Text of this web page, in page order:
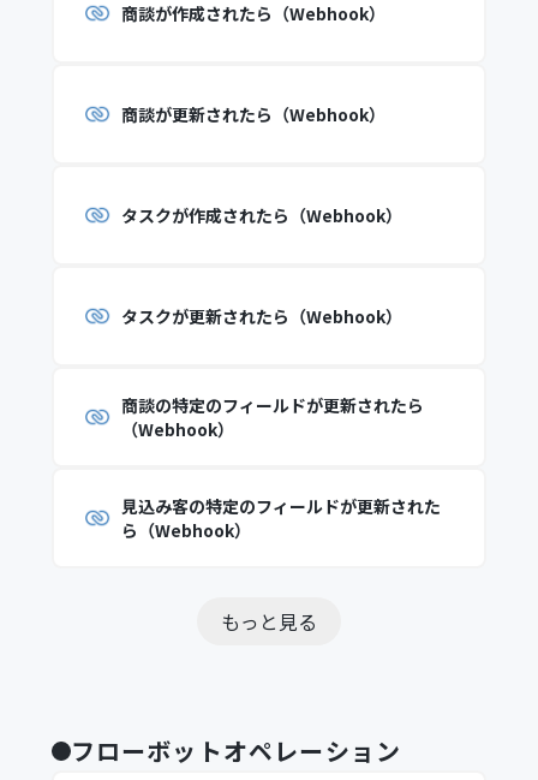
商談が作成されたら（Webhook）
商談が更新されたら（Webhook）
タスクが作成されたら（Webhook）
タスクが更新されたら（Webhook）
商談の特定のフィールドが更新されたら
（Webhook）
見込み客の特定のフィールドが更新された
ら（Webhook）
もっと見る
フローボットオペレーション